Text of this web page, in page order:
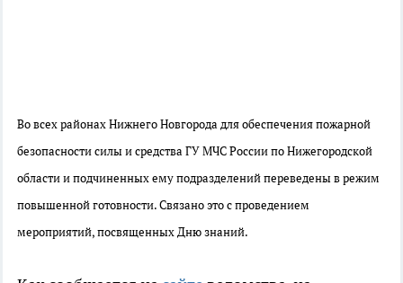
Во всех районах Нижнего Новгорода для обеспечения пожарной
безопасности силы и средства ГУ МЧС России по Нижегородской
области и подчиненных ему подразделений переведены в режим
повышенной готовности. Связано это с проведением
мероприятий, посвященных Дню знаний.